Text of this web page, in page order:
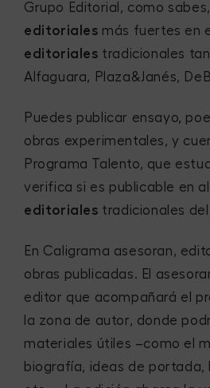
Grupo Editorial, como
editoriales más fuertes en
editoriales tradicionales
Alfaguara, Plaza&Janés,
Puedes publicar ensayo,
obras experimentales, y
Programa Talento, que
verifica si es publicable en
editoriales tradicionales
En Caligrama asesoran,
obras publicadas. El
editor que acompañará el
la zona de autor, donde
materiales útiles –como el
biografía, ideas de portada,